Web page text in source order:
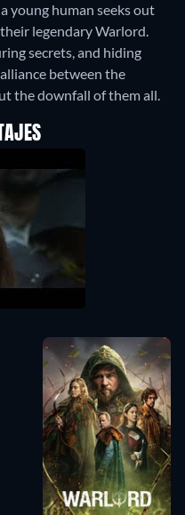
young human seeks out
legendary Warlord.
secrets, and hiding
between the
the downfall of them all.